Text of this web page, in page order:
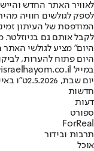
לאוויר האתר החדש
לספק לגולשים חוויה
המודפסת של העיתון
לקבל אותם גם בניוזלטר.
היום" מציע לגולשי
היום פתוח להערות,
במייל hayom@israelhayom.co.il.
יום שבת, 2.5.2026
ט"ו
חדשות
דעות
ספורט
ForReal
תרבות ובידור
אוכל